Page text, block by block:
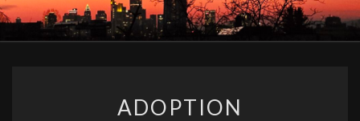
ADOPTION